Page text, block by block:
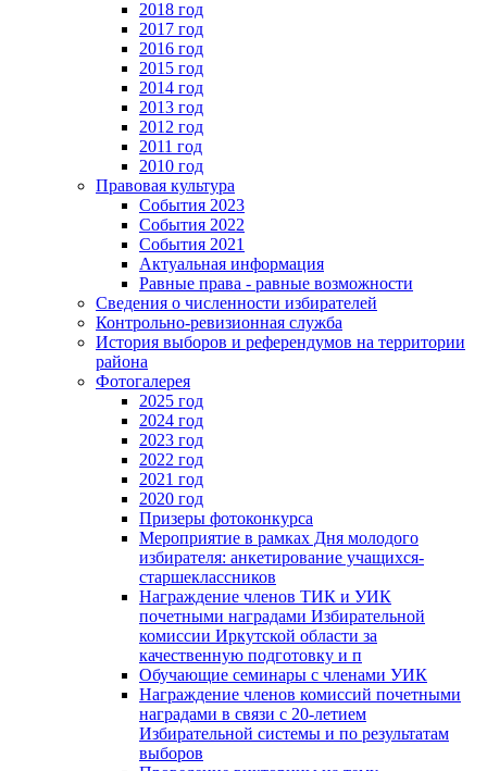
2018 год
2017 год
2016 год
2015 год
2014 год
2013 год
2012 год
2011 год
2010 год
Правовая культура
События 2023
События 2022
События 2021
Актуальная информация
Равные права - равные возможности
Сведения о численности избирателей
Контрольно-ревизионная служба
История выборов и референдумов на территории
района
Фотогалерея
2025 год
2024 год
2023 год
2022 год
2021 год
2020 год
Призеры фотоконкурса
Мероприятие в рамках Дня молодого
избирателя: анкетирование учащихся-
старшеклассников
Награждение членов ТИК и УИК
почетными наградами Избирательной
комиссии Иркутской области за
качественную подготовку и п
Обучающие семинары с членами УИК
Награждение членов комиссий почетными
наградами в связи с 20-летием
Избирательной системы и по результатам
выборов